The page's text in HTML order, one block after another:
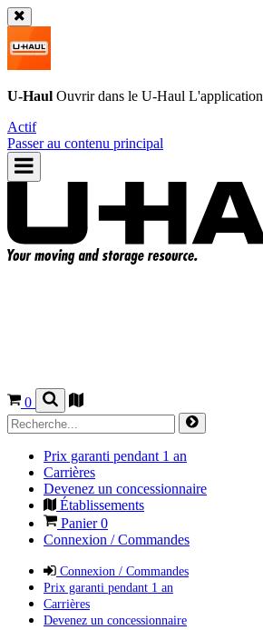
U-Haul Ouvrir dans le U-Haul L'application
Actif
Passer au contenu principal
0
Prix garanti pendant 1 an
Carrières
Devenez un concessionnaire
Établissements
Panier0
Connexion / Commandes
Connexion / Commandes
Prix garanti pendant 1 an
Carrières
Devenez un concessionnaire